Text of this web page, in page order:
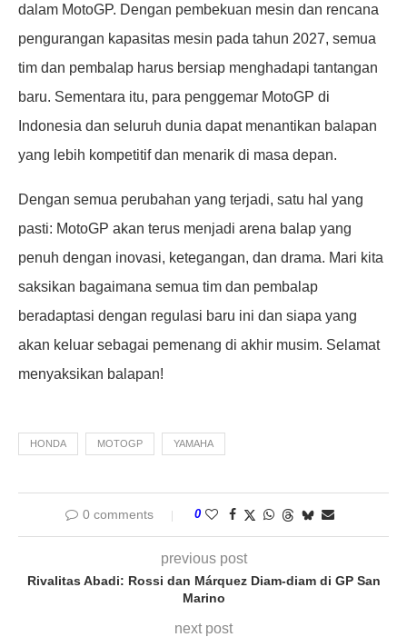
dalam MotoGP. Dengan pembekuan mesin dan rencana
pengurangan kapasitas mesin pada tahun 2027, semua
tim dan pembalap harus bersiap menghadapi tantangan
baru. Sementara itu, para penggemar MotoGP di
Indonesia dan seluruh dunia dapat menantikan balapan
yang lebih kompetitif dan menarik di masa depan.
Dengan semua perubahan yang terjadi, satu hal yang
pasti: MotoGP akan terus menjadi arena balap yang
penuh dengan inovasi, ketegangan, dan drama. Mari kita
saksikan bagaimana semua tim dan pembalap
beradaptasi dengan regulasi baru ini dan siapa yang
akan keluar sebagai pemenang di akhir musim. Selamat
menyaksikan balapan!
HONDA MOTOGP YAMAHA
0 comments 0
previous post
Rivalitas Abadi: Rossi dan Márquez Diam-diam di GP San
Marino
next post